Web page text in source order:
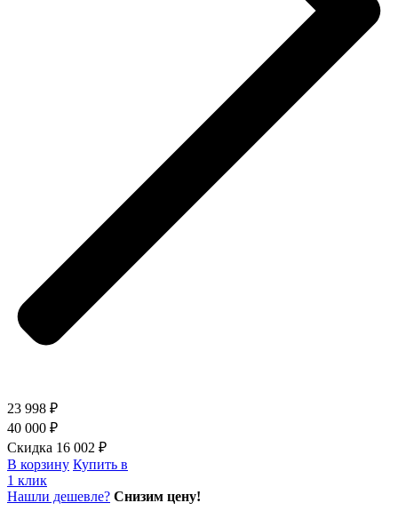
23 998 ₽
40 000 ₽
Скидка 16 002 ₽
В корзину Купить в
1 клик
Нашли дешевле? Снизим цену!